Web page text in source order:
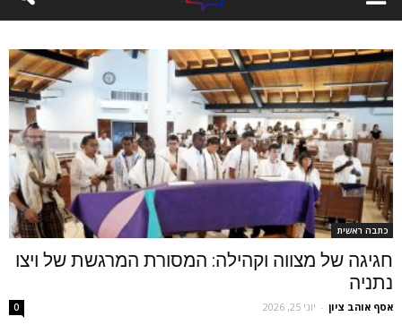
כתבה ראשית
חגיגה של מצווה וקהילה: המסורת המרגשת של ויצו
נתניה
אסף אוהב ציון - יוני 25, 2026 0